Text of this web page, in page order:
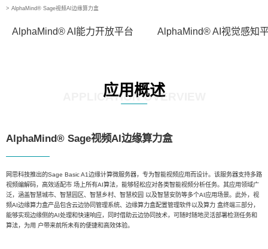
> AlphaMind® Sage视频AI边缘算力盒
AlphaMind® AI能力开放平台 AlphaMind® AI视觉感知
应用概述
APPLICATION OVERVIEW
AlphaMind® Sage视频AI边缘算力盒
网思科技推出的Sage Basic A1边缘计算微服务器，专为智能视频应用而设计。该服务器支持多路
视频编解码，高效适配市 场上所有AI算法，能够轻松应对各类智能视频分析任务。其应用领域广
泛，涵盖智慧城市、智慧园区、智慧乡村、智慧校园 以及智慧安防等多个AI应用场景。此外，视
频AI边缘算力盒产品包含云边协同管理系统、边缘算力盒配置管理软件以及算力 盒终端三部分，
能够实现边缘侧的AI处理和快速响应，同时借助云边协同技术，可随时随地灵活部署检测任务和
算法，为用 户带来前所未有的便捷和高效体验。